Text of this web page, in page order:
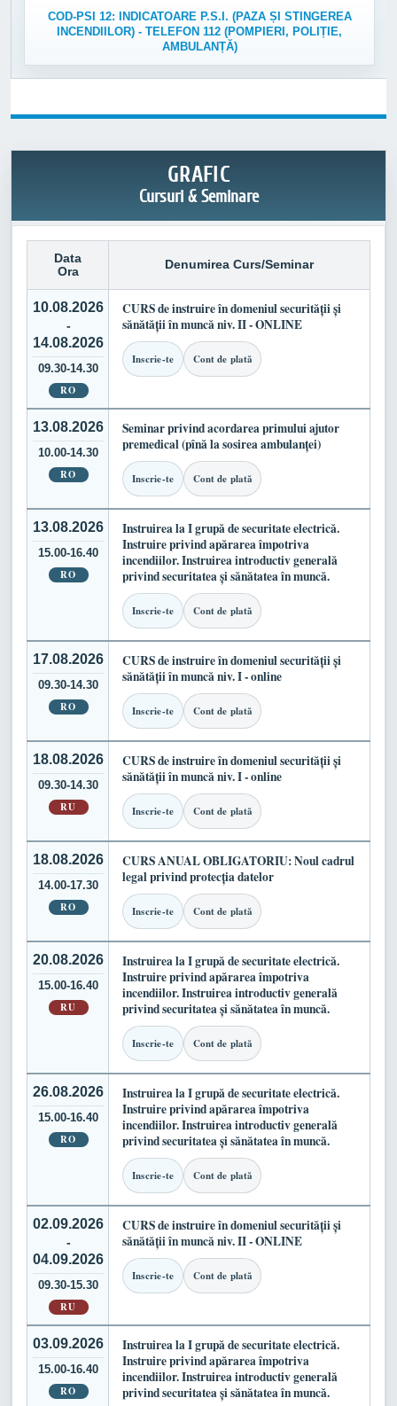
COD-PSI 12: INDICATOARE P.S.I. (PAZA ȘI STINGEREA
INCENDIILOR) - TELEFON 112 (POMPIERI, POLIȚIE,
AMBULANȚĂ)
GRAFIC
Cursuri & Seminare
Data
Ora
Denumirea Curs/Seminar
10.08.2026
-
14.08.2026
09.30-14.30
RO
CURS de instruire în domeniul securității și
sănătății în muncă niv. II - ONLINE
Inscrie-te Cont de plată
13.08.2026
10.00-14.30
RO
Seminar privind acordarea primului ajutor
premedical (pînă la sosirea ambulanței)
Inscrie-te Cont de plată
13.08.2026
15.00-16.40
RO
Instruirea la I grupă de securitate electrică.
Instruire privind apărarea împotriva
incendiilor. Instruirea introductiv generală
privind securitatea și sănătatea în muncă.
Inscrie-te Cont de plată
17.08.2026
09.30-14.30
RO
CURS de instruire în domeniul securității și
sănătății în muncă niv. I - online
Inscrie-te Cont de plată
18.08.2026
09.30-14.30
RU
CURS de instruire în domeniul securității și
sănătății în muncă niv. I - online
Inscrie-te Cont de plată
18.08.2026
14.00-17.30
RO
CURS ANUAL OBLIGATORIU: Noul cadrul
legal privind protecția datelor
Inscrie-te Cont de plată
20.08.2026
15.00-16.40
RU
Instruirea la I grupă de securitate electrică.
Instruire privind apărarea împotriva
incendiilor. Instruirea introductiv generală
privind securitatea și sănătatea în muncă.
Inscrie-te Cont de plată
26.08.2026
15.00-16.40
RO
Instruirea la I grupă de securitate electrică.
Instruire privind apărarea împotriva
incendiilor. Instruirea introductiv generală
privind securitatea și sănătatea în muncă.
Inscrie-te Cont de plată
02.09.2026
-
04.09.2026
09.30-15.30
RU
CURS de instruire în domeniul securității și
sănătății în muncă niv. II - ONLINE
Inscrie-te Cont de plată
03.09.2026
15.00-16.40
RO
Instruirea la I grupă de securitate electrică.
Instruire privind apărarea împotriva
incendiilor. Instruirea introductiv generală
privind securitatea și sănătatea în muncă.